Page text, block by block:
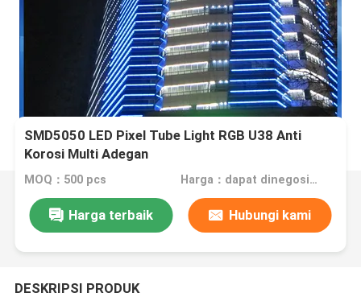
SMD5050 LED Pixel Tube Light RGB U38 Anti
Korosi Multi Adegan
MOQ：500 pcs Harga：dapat dinegosiasikan
Harga terbaik Hubungi kami
DESKRIPSI PRODUK